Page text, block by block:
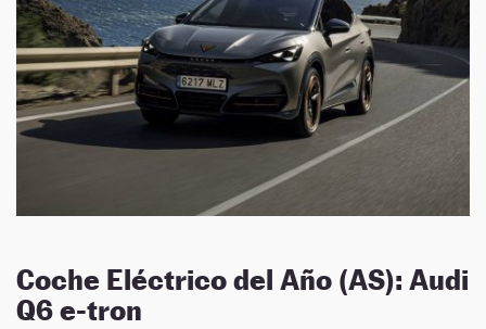
Coche Eléctrico del Año (AS): Audi
Q6 e-tron